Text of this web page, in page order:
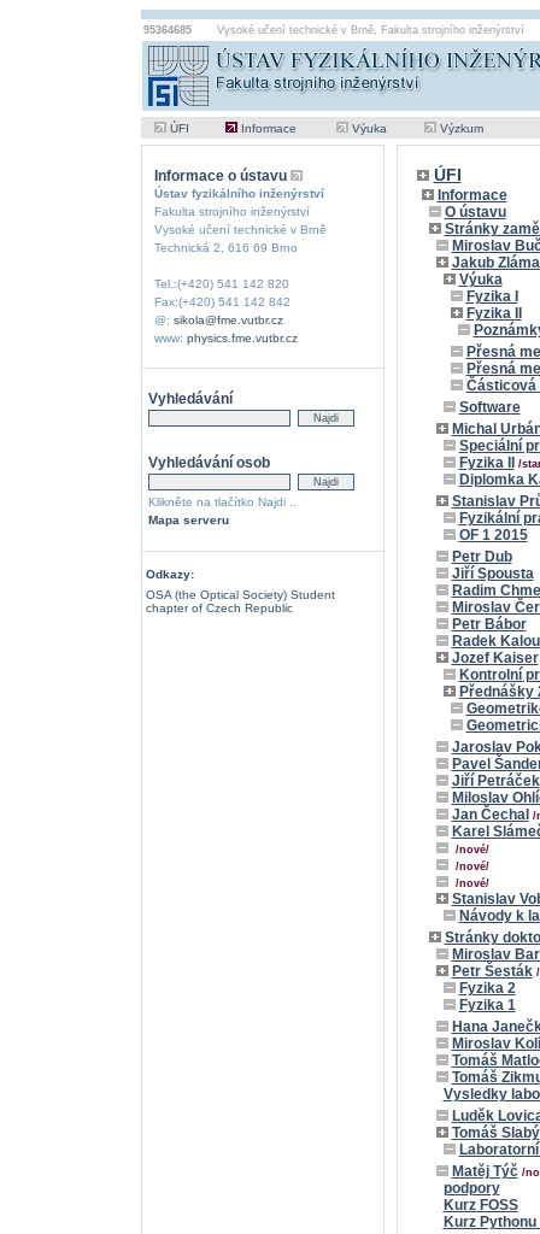
95364685 Vysoké učení technické v Brně, Fakulta strojního inženýrství
ÚFI Informace Výuka Výzkum
Informace o ústavu
Ústav fyzikálního inženýrství
Fakulta strojního inženýrství
Vysoké učení technické v Brně
Technická 2, 616 69 Brno
Tel.:(+420) 541 142 820
Fax:(+420) 541 142 842
@: sikola@fme.vutbr.cz
www: physics.fme.vutbr.cz
Vyhledávání
Vyhledávání osob
Klikněte na tlačítko Najdi ..
Mapa serveru
Odkazy:
OSA (the Optical Society) Student
chapter of Czech Republic
ÚFI
Informace
O ústavu
Stránky
Miroslav
Jakub
Výuka
Fyzika I
Fyzika II
Přesná
Přesná
Částicová
Software
Michal
Speciální
Fyzika II
/
Diplomka
Stanislav
Fyzikální
OF 1 2015
Petr Dub
Jiří Spousta
Radim
Miroslav
Petr Bábor
Radek
Jozef Kaiser
Kontrolní
Přednášky
Jaroslav
Pavel
Jiří Petráček
Miloslav
Jan Čechal /
Karel
/nové/
/nové/
/nové/
Stanislav
Návody k
Stránky
Miroslav
Petr Šesták
Fyzika 2
Fyzika 1
Hana
Miroslav
Tomáš
Tomáš
Vysledky
Luděk
Tomáš Slabý
Matěj Týč /
podpory
Kurz FOSS
Kurz Pythonu